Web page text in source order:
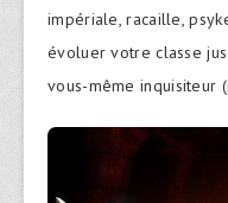
impériale, racaille,
évoluer votre classe
vous-même inquisiteur